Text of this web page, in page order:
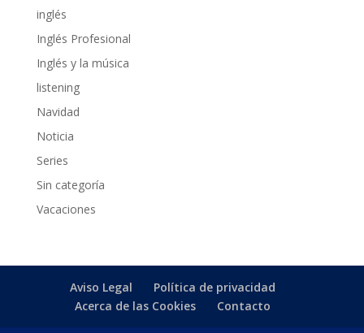
inglés
Inglés Profesional
Inglés y la música
listening
Navidad
Noticia
Series
Sin categoría
Vacaciones
Aviso Legal
Política de privacidad
Acerca de las Cookies
Contacto